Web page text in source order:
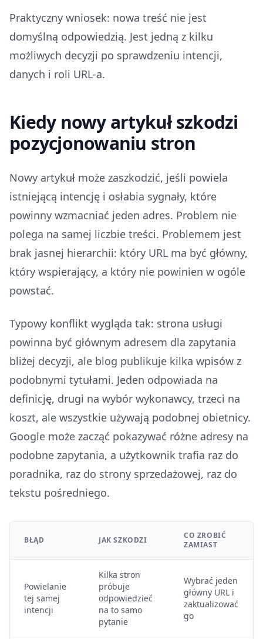
Praktyczny wniosek: nowa treść nie jest
domyślną odpowiedzią. Jest jedną z kilku
możliwych decyzji po sprawdzeniu intencji,
danych i roli URL-a.
Kiedy nowy artykuł szkodzi
pozycjonowaniu stron
Nowy artykuł może zaszkodzić, jeśli powiela
istniejącą intencję i osłabia sygnały, które
powinny wzmacniać jeden adres. Problem nie
polega na samej liczbie treści. Problemem jest
brak jasnej hierarchii: który URL ma być główny,
który wspierający, a który nie powinien w ogóle
powstać.
Typowy konflikt wygląda tak: strona usługi
powinna być głównym adresem dla zapytania
bliżej decyzji, ale blog publikuje kilka wpisów z
podobnymi tytułami. Jeden odpowiada na
definicję, drugi na wybór wykonawcy, trzeci na
koszt, ale wszystkie używają podobnej obietnicy.
Google może zacząć pokazywać różne adresy na
podobne zapytania, a użytkownik trafia raz do
poradnika, raz do strony sprzedażowej, raz do
tekstu pośredniego.
BŁĄD JAK SZKODZI
CO ZROBIĆ
ZAMIAST
Powielanie
tej samej
intencji
Kilka stron
próbuje
odpowiedzieć
na to samo
pytanie
Wybrać jeden
główny URL i
zaktualizować
go